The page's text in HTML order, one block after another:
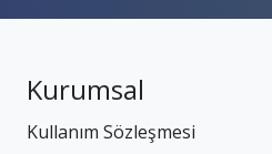
Kurumsal
Kullanım Sözleşmesi